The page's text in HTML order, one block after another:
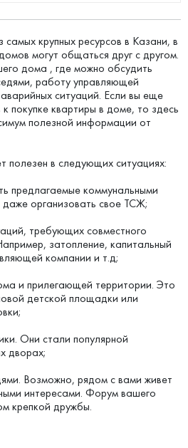
крупных ресурсов в Казани, в
могут общаться друг с другом.
дома , где можно обсудить
работу управляющей
ситуаций. Если вы еще
покупке квартиры в доме, то здесь
полезной информации от
в следующих ситуациях:
предлагаемые коммунальными
организовать свое ТСЖ;
требующих совместного
затопление, капитальный
компании и т.д;
и прилегающей территории. Это
детской площадки или
Они стали популярной
дворах;
Возможно, рядом с вами живет
интересами. Форум вашего
крепкой дружбы.